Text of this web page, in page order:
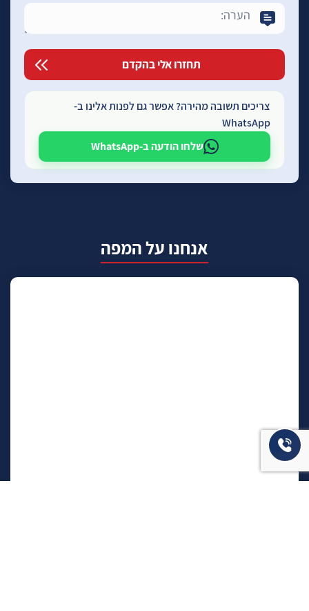
צריכים תשובה מהירה? אפשר גם לפנות אלינו ב-
WhatsApp
שלחו הודעה ב-WhatsApp
אנחנו על המפה